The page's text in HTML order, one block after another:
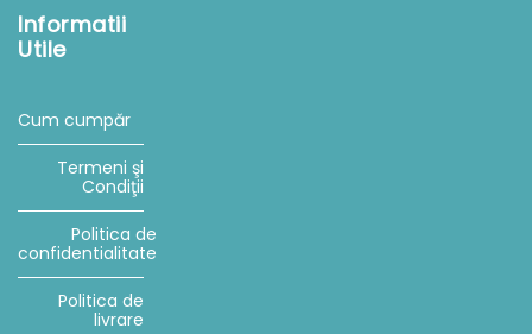
Informatii
Utile
Cum cumpăr
Termeni şi
Condiţii
Politica de
confidentialitate
Politica de
livrare